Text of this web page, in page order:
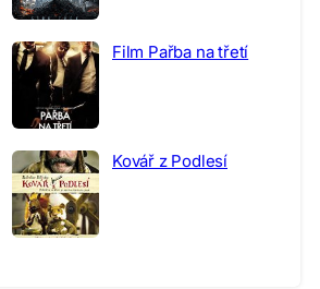
Film Pařba na třetí
Kovář z Podlesí